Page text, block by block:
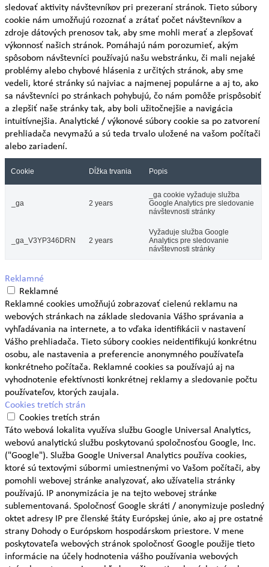
sledovať aktivity návštevníkov pri prezeraní stránok. Tieto súbory
cookie nám umožňujú rozoznať a zrátať počet návštevníkov a
zdroje dátových prenosov tak, aby sme mohli merať a zlepšovať
výkonnosť našich stránok. Pomáhajú nám porozumieť, akým
spôsobom návštevníci používajú našu webstránku, či mali nejaké
problémy alebo chybové hlásenia z určitých stránok, aby sme
vedeli, ktoré stránky sú najviac a najmenej populárne a aj to, ako
sa návštevníci po stránkach pohybujú, čo nám pomôže prispôsobiť
a zlepšiť naše stránky tak, aby boli užitočnejšie a navigácia
intuitívnejšia. Analytické / výkonové súbory cookie sa po zatvorení
prehliadača nevymažú a sú teda trvalo uložené na vašom počítači
alebo zariadení.
Cookie Dĺžka trvania Popis
_ga 2 years
_ga cookie vyžaduje služba
Google Analytics pre sledovanie
návštevnosti stránky
_ga_V3YP346DRN 2 years
Vyžaduje služba Google
Analytics pre sledovanie
návštevnosti stránky
Reklamné
Reklamné
Reklamné cookies umožňujú zobrazovať cielenú reklamu na
webových stránkach na základe sledovania Vášho správania a
vyhľadávania na internete, a to vďaka identifikácii v nastavení
Vášho prehliadača. Tieto súbory cookies neidentifikujú konkrétnu
osobu, ale nastavenia a preferencie anonymného používateľa
konkrétneho počítača. Reklamné cookies sa používajú aj na
vyhodnotenie efektívnosti konkrétnej reklamy a sledovanie počtu
používateľov, ktorých zaujala.
Cookies tretích strán
Cookies tretích strán
Táto webová lokalita využíva službu Google Universal Analytics,
webovú analytickú službu poskytovanú spoločnosťou Google, Inc.
("Google"). Služba Google Universal Analytics používa cookies,
ktoré sú textovými súbormi umiestnenými vo Vašom počítači, aby
pomohli webovej stránke analyzovať, ako užívatelia stránky
používajú. IP anonymizácia je na tejto webovej stránke
sublementovaná. Spoločnosť Google skráti / anonymizuje posledný
oktet adresy IP pre členské štáty Európskej únie, ako aj pre ostatné
strany Dohody o Európskom hospodárskom priestore. V mene
poskytovateľa webových stránok spoločnosť Google použije tieto
informácie na účely hodnotenia vášho používania webových